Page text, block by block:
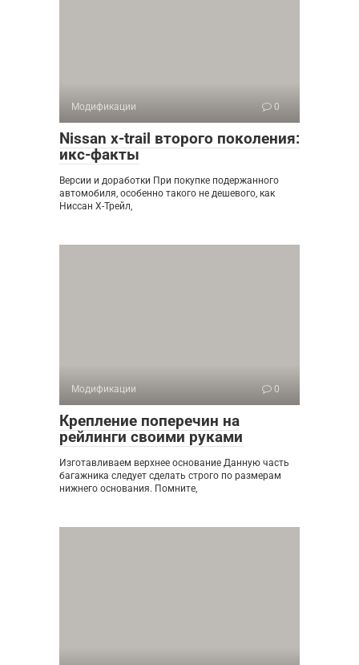
Модификации 0
Nissan x-trail второго поколения:
икс-факты
Версии и доработки При покупке подержанного
автомобиля, особенно такого не дешевого, как
Ниссан Х-Трейл,
Модификации 0
Крепление поперечин на
рейлинги своими руками
Изготавливаем верхнее основание Данную часть
багажника следует сделать строго по размерам
нижнего основания. Помните,